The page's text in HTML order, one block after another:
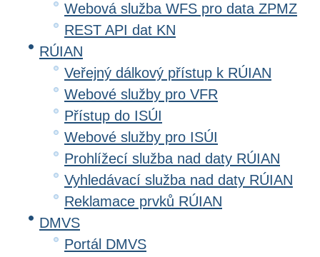
Webová služba WFS pro data ZPMZ
REST API dat KN
RÚIAN
Veřejný dálkový přístup k RÚIAN
Webové služby pro VFR
Přístup do ISÚI
Webové služby pro ISÚI
Prohlížecí služba nad daty RÚIAN
Vyhledávací služba nad daty RÚIAN
Reklamace prvků RÚIAN
DMVS
Portál DMVS